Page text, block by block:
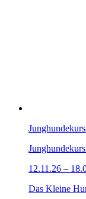
12.11.26 –
Das Kleine